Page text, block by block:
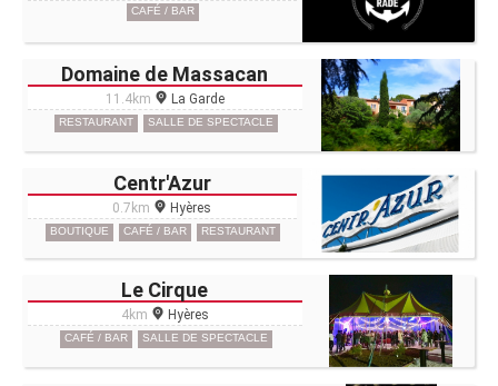
CAFÉ / BAR
Domaine de Massacan
11.4km La Garde
RESTAURANT SALLE DE SPECTACLE
Centr'Azur
0.7km Hyères
BOUTIQUE CAFÉ / BAR RESTAURANT
Le Cirque
4km Hyères
CAFÉ / BAR SALLE DE SPECTACLE